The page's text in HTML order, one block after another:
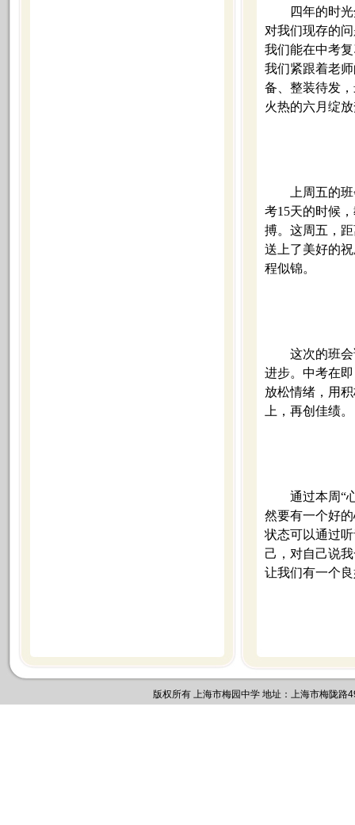
四年的时
对我们现存的
我们能在中考
我们紧跟着老
备、整装待发
火热的六月绽
上周五的
考15天的时候
搏。这周五，
送上了美好的
程似锦。
这次的班
进步。中考在
放松情绪，用
上，再创佳绩。
通过本周“
然要有一个好
状态可以通过
己，对自己说
让我们有一个
版权所有 上海市梅园中学 地址：上海市梅陇